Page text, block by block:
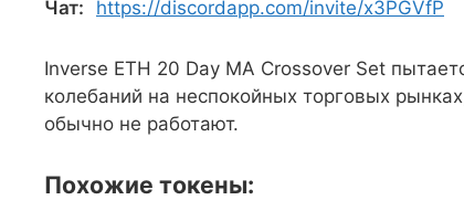
Чат: https://discordapp.com/invite/x3PGVfP
Inverse ETH 20 Day MA Crossover Set
колебаний на неспокойных торговых
обычно не работают.
Похожие токены: